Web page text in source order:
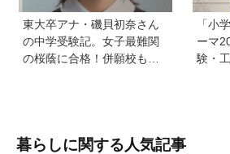
東大卒アナ・磯貝初奈さん
の中学受験記。女子最難関
の桜蔭に合格！併願校も魅
「小
ーマ
験・
暮らしに関する人気記事